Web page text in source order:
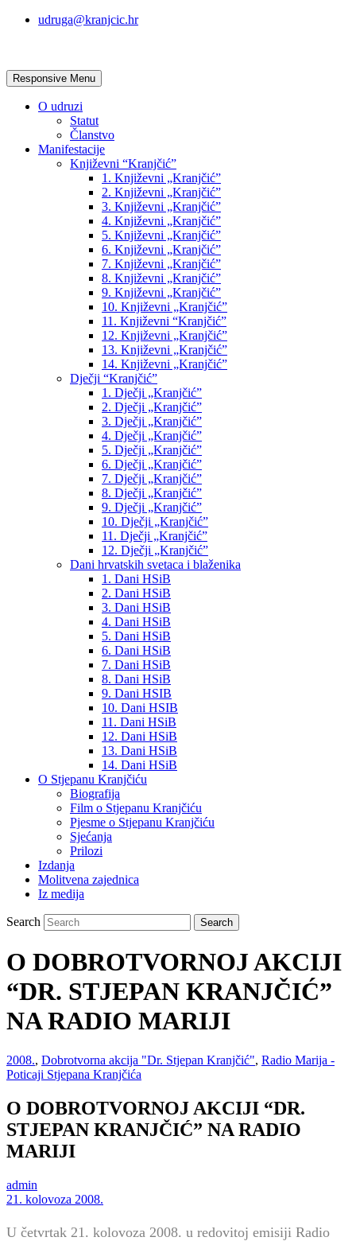
udruga@kranjcic.hr
Responsive Menu
O udruzi
Statut
Članstvo
Manifestacije
Književni “Kranjčić”
1. Književni „Kranjčić”
2. Književni „Kranjčić”
3. Književni „Kranjčić”
4. Književni „Kranjčić”
5. Književni „Kranjčić”
6. Književni „Kranjčić”
7. Književni „Kranjčić”
8. Književni „Kranjčić”
9. Književni „Kranjčić”
10. Književni „Kranjčić”
11. Književni “Kranjčić”
12. Književni „Kranjčić”
13. Književni „Kranjčić”
14. Književni „Kranjčić”
Dječji “Kranjčić”
1. Dječji „Kranjčić”
2. Dječji „Kranjčić”
3. Dječji „Kranjčić”
4. Dječji „Kranjčić”
5. Dječji „Kranjčić”
6. Dječji „Kranjčić”
7. Dječji „Kranjčić”
8. Dječji „Kranjčić”
9. Dječji „Kranjčić”
10. Dječji „Kranjčić”
11. Dječji „Kranjčić”
12. Dječji „Kranjčić”
Dani hrvatskih svetaca i blaženika
1. Dani HSiB
2. Dani HSiB
3. Dani HSiB
4. Dani HSiB
5. Dani HSiB
6. Dani HSiB
7. Dani HSiB
8. Dani HSiB
9. Dani HSIB
10. Dani HSIB
11. Dani HSiB
12. Dani HSiB
13. Dani HSiB
14. Dani HSiB
O Stjepanu Kranjčiću
Biografija
Film o Stjepanu Kranjčiću
Pjesme o Stjepanu Kranjčiću
Sjećanja
Prilozi
Izdanja
Molitvena zajednica
Iz medija
Search
O DOBROTVORNOJ AKCIJI
“DR. STJEPAN KRANJČIĆ”
NA RADIO MARIJI
2008., Dobrotvorna akcija "Dr. Stjepan Kranjčić", Radio Marija -
Poticaji Stjepana Kranjčića
O DOBROTVORNOJ AKCIJI “DR.
STJEPAN KRANJČIĆ” NA RADIO
MARIJI
admin
21. kolovoza 2008.
U četvrtak 21. kolovoza 2008. u redovitoj emisiji Radio